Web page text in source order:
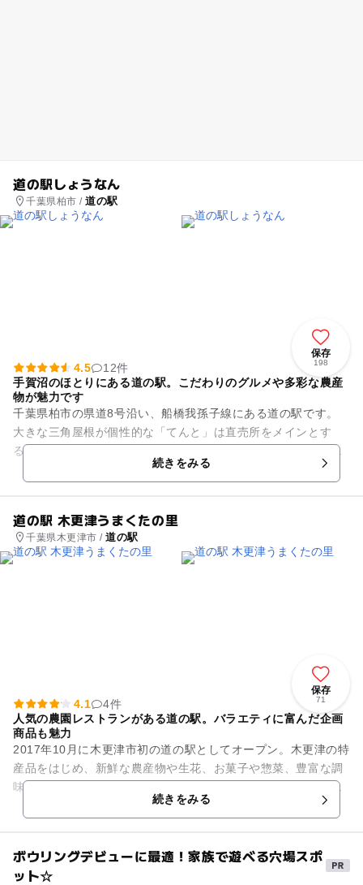
道の駅しょうなん
千葉県柏市 /道の駅
保存
198
4.5
12件
手賀沼のほとりにある道の駅。こだわりのグルメや多彩な農産
物が魅力です
千葉県柏市の県道8号沿い、船橋我孫子線にある道の駅です。
大きな三角屋根が個性的な「てんと」は直売所をメインとす
る、地産地消をテーマにしています。毎日新鮮な野菜や果物な
どが100種類以上も並ぶので...続きをみる
道の駅 木更津うまくたの里
千葉県木更津市 /道の駅
保存
71
4.1
4件
人気の農園レストランがある道の駅。バラエティに富んだ企画
商品も魅力
2017年10月に木更津市初の道の駅としてオープン。木更津の特
産品をはじめ、新鮮な農産物や生花、お菓子や惣菜、豊富な調
味料に乾物などなど、千葉県の美味しいものがずらりと並ぶ店
続きをみる
ボウリングデビューに最適！家族で遊べる穴場スポ
ット☆